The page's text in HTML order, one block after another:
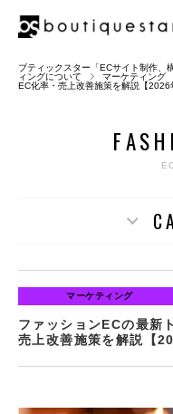
ブティックスター「ECサイト制作、
ィングについて
マーケティング
EC化率・売上改善施策を解説【2026
FASH I
マーケティング
ファッションECの最新
売上改善施策を解説【